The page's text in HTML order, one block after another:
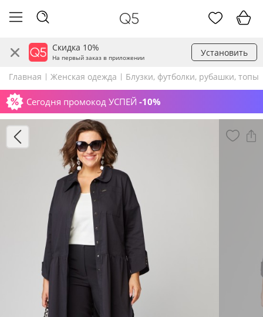
Скидка 10%
На первый заказ в приложении Установить
Главная Женская одежда Блузки, футболки, рубашки, топы
Сегодня промокод УСПЕЙ -10%